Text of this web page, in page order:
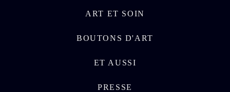
ART ET SOIN
BOUTONS D'ART
ET AUSSI
PRESSE